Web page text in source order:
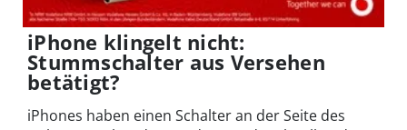
iPhone klingelt nicht:
Stummschalter aus Versehen
betätigt?
iPhones haben einen Schalter an der Seite des